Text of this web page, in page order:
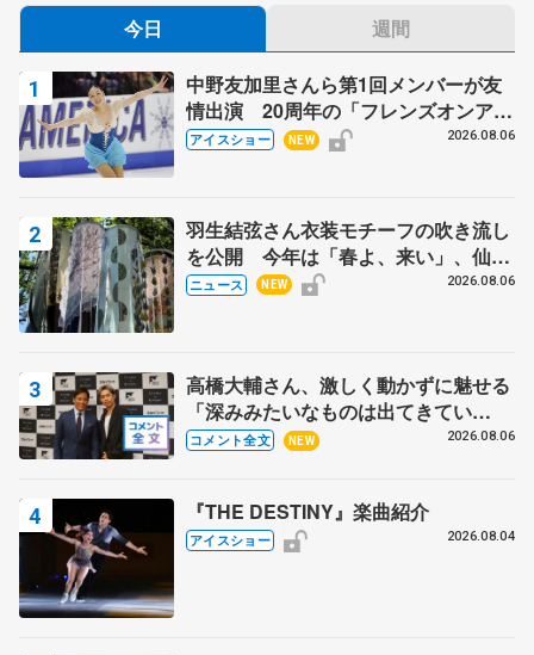
今日 週間
中野友加里さんら第1回メンバーが友
情出演 20周年の「フレンズオンアイ
ス」 宮本賢二さん、有川梨絵さん、
アイスショー NEW 2026.08.06
羽生結弦さん衣装モチーフの吹き流し
を公開 今年は「春よ、来い」、仙台
の瑞鳳殿
ニュース NEW 2026.08.06
高橋大輔さん、激しく動かずに魅せる
「深みみたいなものは出てきてい
る？」 〝兄さん〟と慕うレジェンド
コメント全文 NEW 2026.08.06
『THE DESTINY』楽曲紹介
アイスショー 2026.08.04